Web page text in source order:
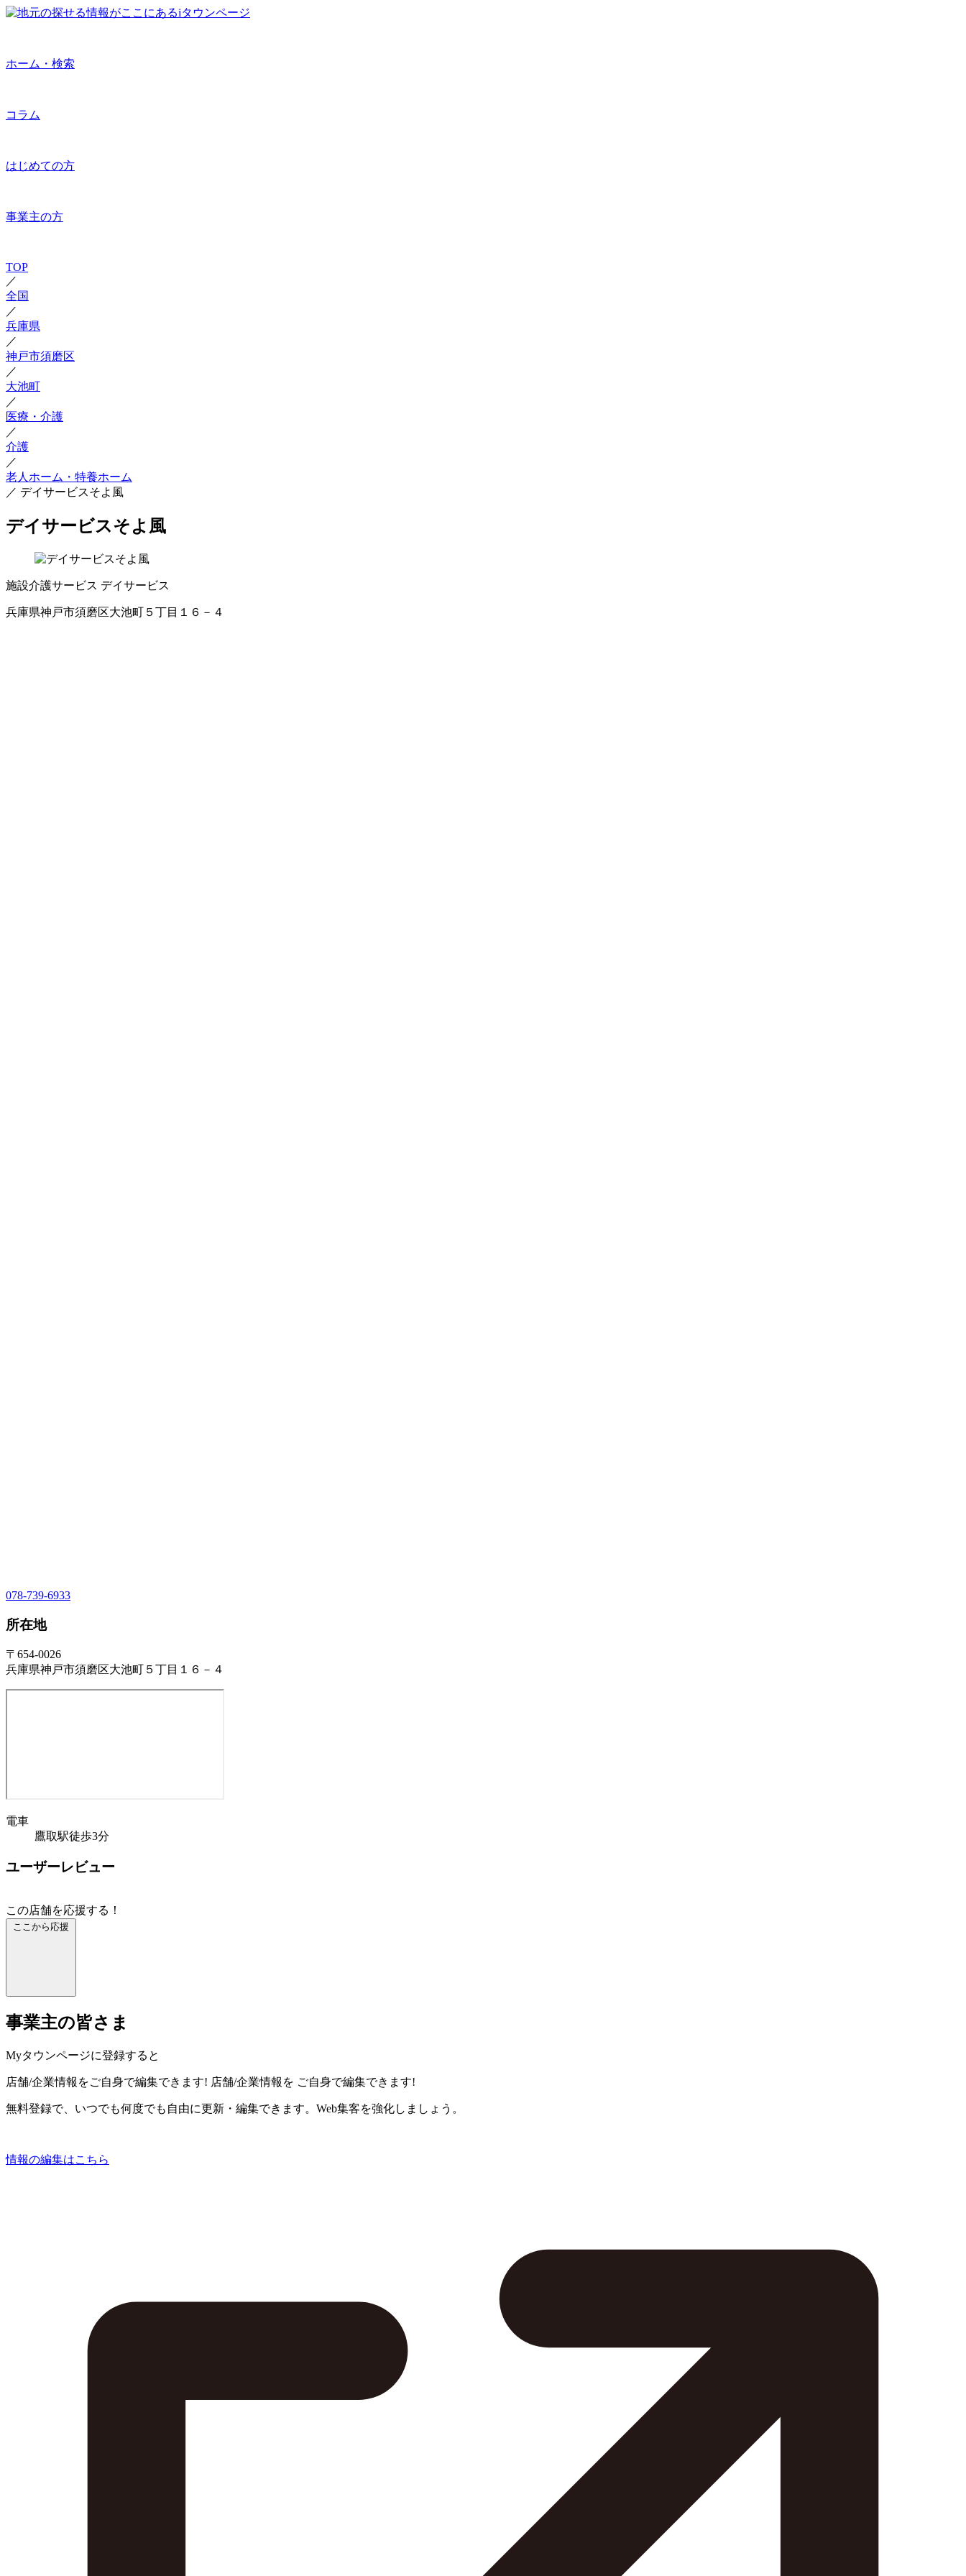
ホーム・検索
コラム
はじめての方
事業主の方
TOP
／
全国
／
兵庫県
／
神戸市須磨区
／
大池町
／
医療・介護
／
介護
／
老人ホーム・特養ホーム
／ デイサービスそよ風
デイサービスそよ風
施設介護サービス デイサービス
兵庫県神戸市須磨区大池町５丁目１６－４
078-739-6933
所在地
〒654-0026
兵庫県神戸市須磨区大池町５丁目１６－４
電車
鷹取駅徒歩3分
ユーザーレビュー
この店舗を応援する！
ここから応援
事業主の皆さま
Myタウンページに登録すると
店舗/企業情報をご自身で編集できます! 店舗/企業情報を ご自身で編集できます!
無料登録で、いつでも何度でも自由に更新・編集できます。Web集客を強化しましょう。
情報の編集はこちら